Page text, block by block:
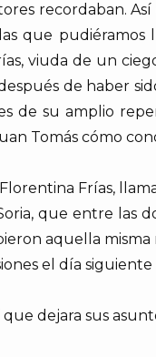
recordaban.
que pudiéramos
viuda de un
de haber
de su amplio
Tomás cómo
Frías,
que entre las
aquella
el día siguiente
dejara sus